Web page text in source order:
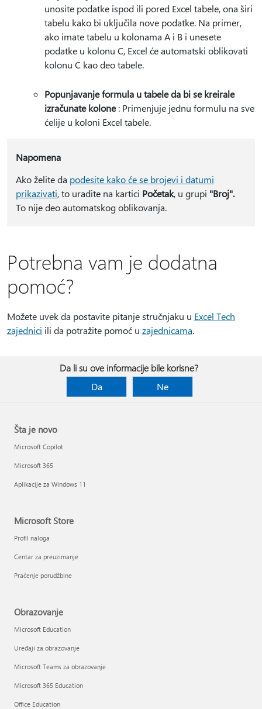
unosite podatke ispod ili pored Excel tabele, ona širi
tabelu kako bi uključila nove podatke. Na primer,
ako imate tabelu u kolonama A i B i unesete
podatke u kolonu C, Excel će automatski oblikovati
kolonu C kao deo tabele.
Popunjavanje formula u tabele da bi se kreirale
izračunate kolone: Primenjuje jednu formulu na sve
ćelije u koloni Excel tabele.
Napomena
Ako želite da podesite kako će se brojevi i datumi
prikazivati, to uradite na kartici Početak, u grupi "Broj".
To nije deo automatskog oblikovanja.
Potrebna vam je dodatna
pomoć?
Možete uvek da postavite pitanje stručnjaku u Excel Tech
zajednici ili da potražite pomoć u zajednicama.
Da li su ove informacije bile korisne?
Da
Ne
Šta je novo
Microsoft Copilot
Microsoft 365
Aplikacije za Windows 11
Microsoft Store
Profil naloga
Centar za preuzimanje
Praćenje porudžbine
Obrazovanje
Microsoft Education
Uređaji za obrazovanje
Microsoft Teams za obrazovanje
Microsoft 365 Education
Office Education